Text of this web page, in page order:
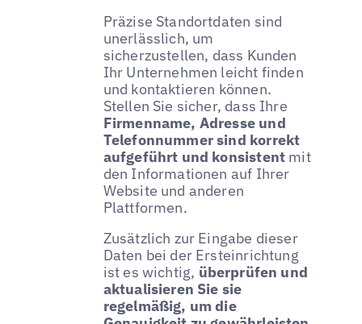
Präzise Standortdaten sind
unerlässlich, um
sicherzustellen, dass Kunden
Ihr Unternehmen leicht finden
und kontaktieren können.
Stellen Sie sicher, dass Ihre
Firmenname, Adresse und
Telefonnummer sind korrekt
aufgeführt und konsistent mit
den Informationen auf Ihrer
Website und anderen
Plattformen.
Zusätzlich zur Eingabe dieser
Daten bei der Ersteinrichtung
ist es wichtig, überprüfen und
aktualisieren Sie sie
regelmäßig, um die